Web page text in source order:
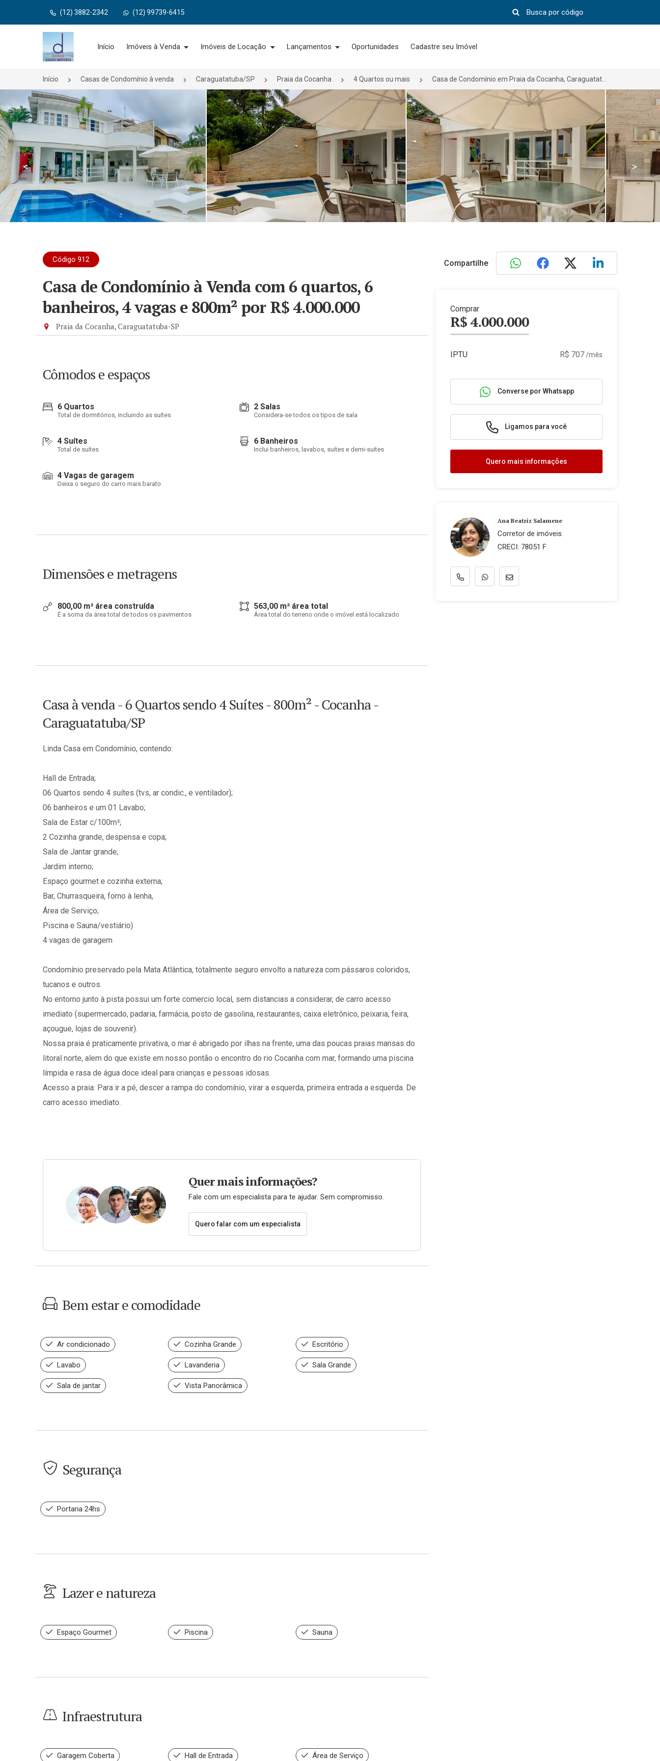
(12) 3882-2342 (12) 99739-6415
Página inicial
Início Imóveis à Venda Imóveis de Locação Lançamentos Oportunidades Cadastre seu Imóvel
Início Casas de Condomínio à venda Caraguatatuba/SP Praia da Cocanha 4 Quartos ou mais
< >
Código 912
Casa de Condomínio à Venda com 6 quartos, 6
banheiros, 4 vagas e 800m² por R$ 4.000.000
Praia da Cocanha, Caraguatatuba-SP
Cômodos e espaços
6 Quartos
Total de dormitórios, incluindo as suítes
2 Salas
Considera-se todos os tipos de sala
4 Suítes
Total de suítes
6 Banheiros
Inclui banheiros, lavabos, suítes e demi-suítes
4 Vagas de garagem
Deixa o seguro do carro mais barato
Dimensões e metragens
800,00 m² área construída
É a soma da área total de todos os pavimentos
563,00 m² área total
Área total do terreno onde o imóvel está localizado
Casa à venda - 6 Quartos sendo 4 Suítes - 800m² - Cocanha -
Caraguatatuba/SP
Linda Casa em Condomínio, contendo:
Hall de Entrada;
06 Quartos sendo 4 suítes (tvs, ar condic., e ventilador);
06 banheiros e um 01 Lavabo;
Sala de Estar c/100m²;
2 Cozinha grande, despensa e copa;
Sala de Jantar grande;
Jardim interno;
Espaço gourmet e cozinha externa;
Bar, Churrasqueira, forno à lenha,
Área de Serviço;
Piscina e Sauna/vestiário)
4 vagas de garagem
Condomínio preservado pela Mata Atlântica, totalmente seguro envolto a natureza com pássaros coloridos,
tucanos e outros.
No entorno junto à pista possui um forte comercio local, sem distancias a considerar, de carro acesso
imediato (supermercado, padaria, farmácia, posto de gasolina, restaurantes, caixa eletrônico, peixaria, feira,
açougue, lojas de souvenir).
Nossa praia é praticamente privativa, o mar é abrigado por ilhas na frente, uma das poucas praias mansas do
litoral norte, alem do que existe em nosso pontão o encontro do rio Cocanha com mar, formando uma piscina
límpida e rasa de água doce ideal para crianças e pessoas idosas.
Acesso a praia: Para ir a pé, descer a rampa do condomínio, virar a esquerda, primeira entrada a esquerda. De
carro acesso imediato.
Quer mais informações?
Fale com um especialista para te ajudar. Sem compromisso.
Quero falar com um especialista
Bem estar e comodidade
Ar condicionado Cozinha Grande Escritório
Lavabo Lavanderia Sala Grande
Sala de jantar Vista Panorâmica
Segurança
Portaria 24hs
Lazer e natureza
Espaço Gourmet Piscina Sauna
Infraestrutura
Garagem Coberta Hall de Entrada Área de Serviço
Compartilhe
Comprar
R$ 4.000.000
IPTU R$ 707/mês
Converse por Whatsapp
Ligamos para você
Quero mais informações
Ana Beatriz Salamene
Corretor de imóveis
CRECI: 78051 F